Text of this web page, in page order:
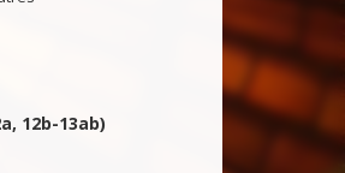
12b-13ab)